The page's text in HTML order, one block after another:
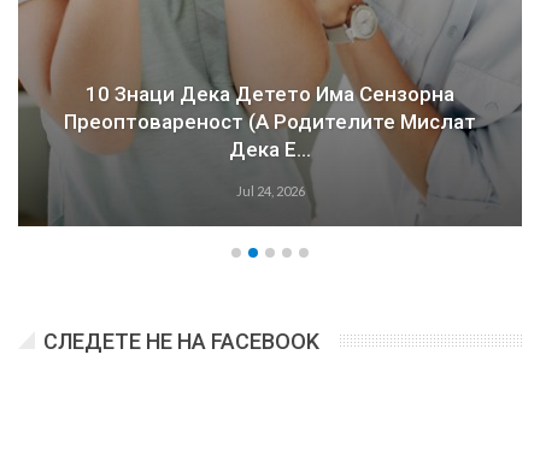
10 Знаци Дека Детето Има Сензорна
Преоптовареност (а Родителите Мислат
Дека Е…
Jul 24, 2026
СЛЕДЕТЕ НЕ НА FACEBOOK